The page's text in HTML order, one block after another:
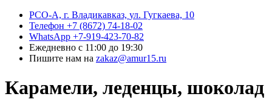
РСО-А, г. Владикавказ, ул. Гугкаева, 10
Телефон +7 (8672) 74-18-02
WhatsApp +7-919-423-70-82
Ежедневно с 11:00 до 19:30
Пишите нам на zakaz@amur15.ru
Карамели, леденцы, шоколад